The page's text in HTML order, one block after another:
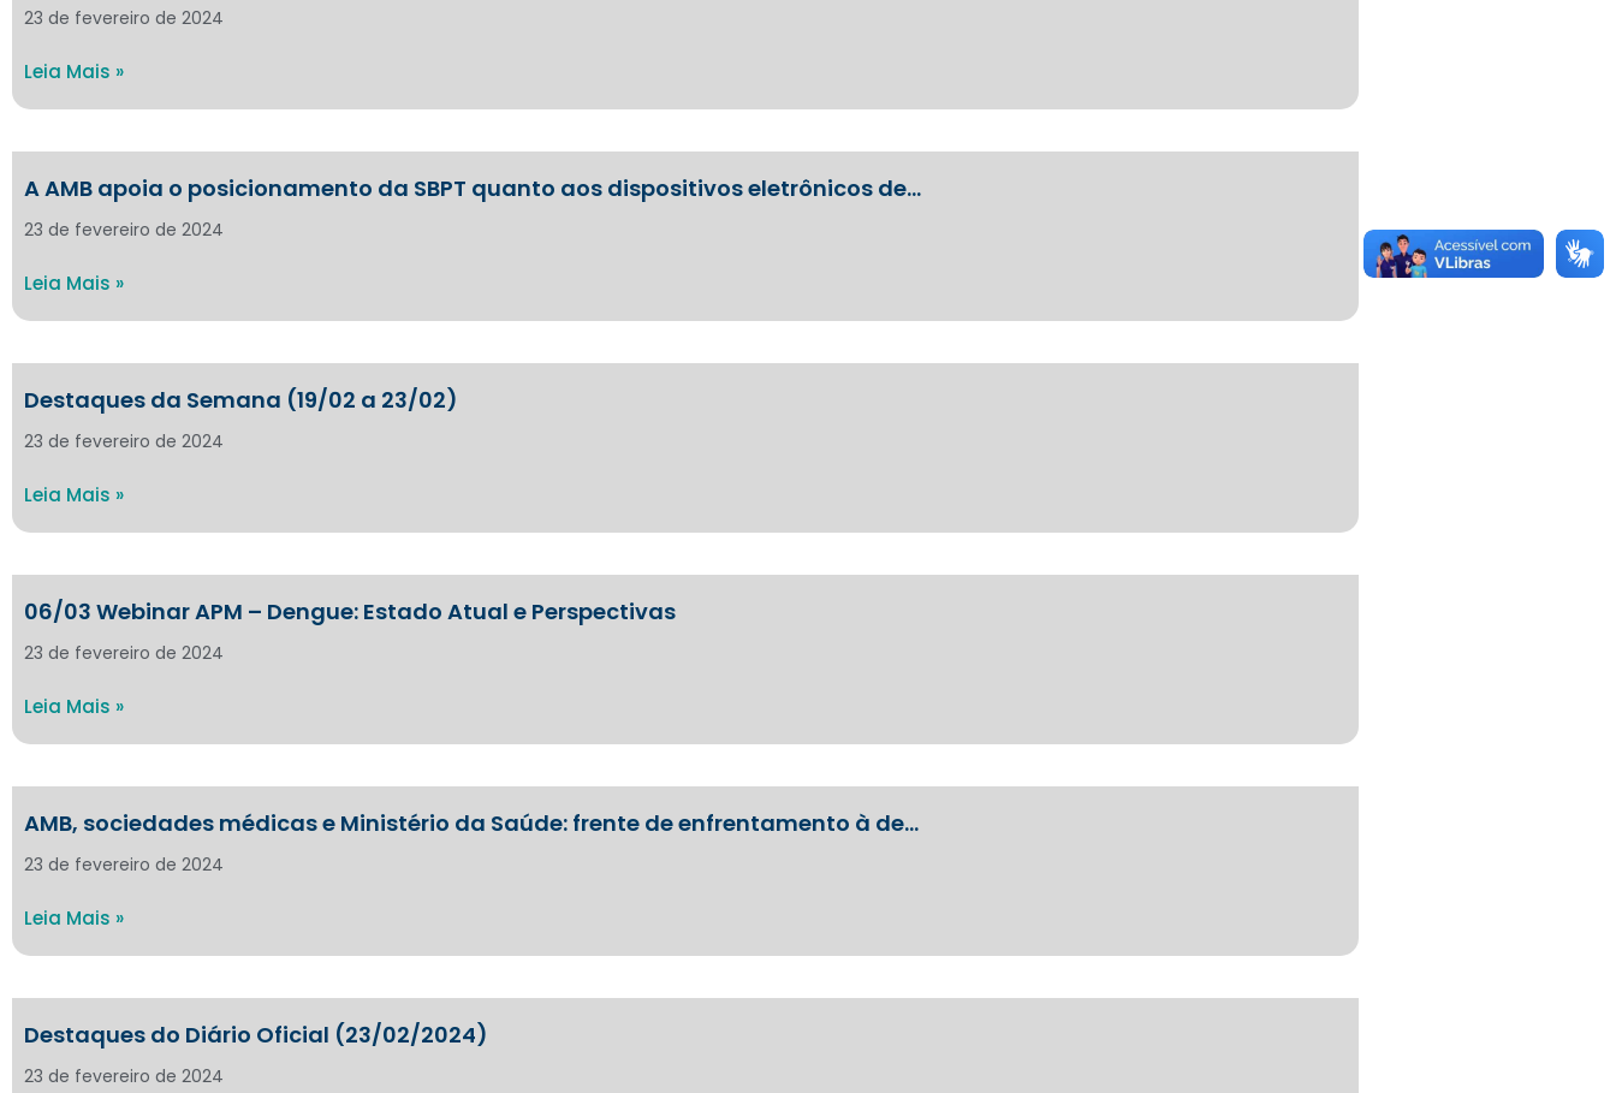
23 de fevereiro de 2024
Leia Mais »
A AMB apoia o posicionamento da SBPT quanto aos dispositivos eletrônicos de…
23 de fevereiro de 2024
Leia Mais »
Destaques da Semana (19/02 a 23/02)
23 de fevereiro de 2024
Leia Mais »
06/03 Webinar APM – Dengue: Estado Atual e Perspectivas
23 de fevereiro de 2024
Leia Mais »
AMB, sociedades médicas e Ministério da Saúde: frente de enfrentamento à de…
23 de fevereiro de 2024
Leia Mais »
Destaques do Diário Oficial (23/02/2024)
23 de fevereiro de 2024